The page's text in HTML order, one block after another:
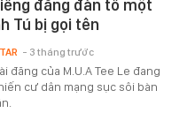
đăng đàn tố một
Tú bị gọi tên
đăng của M.U.A Tee Le đang
cư dân mạng sục sôi bàn
- 3 tháng trước